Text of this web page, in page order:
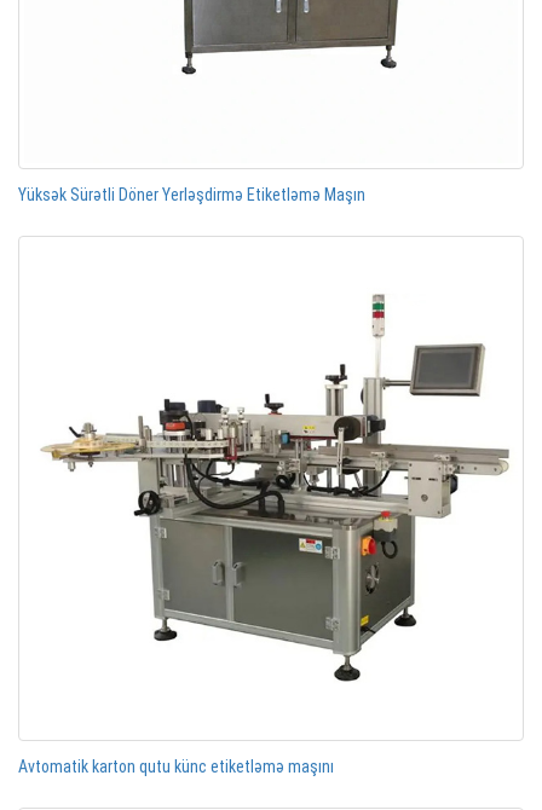
Yüksək Sürətli Döner Yerləşdirmə Etiketləmə Maşın
Avtomatik karton qutu künc etiketləmə maşını